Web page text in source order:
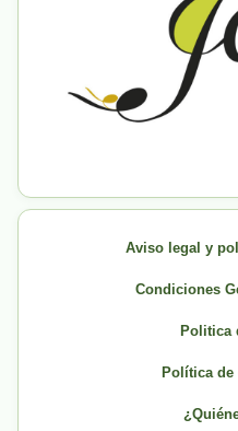
Aviso legal y
Condiciones
Politica
Política